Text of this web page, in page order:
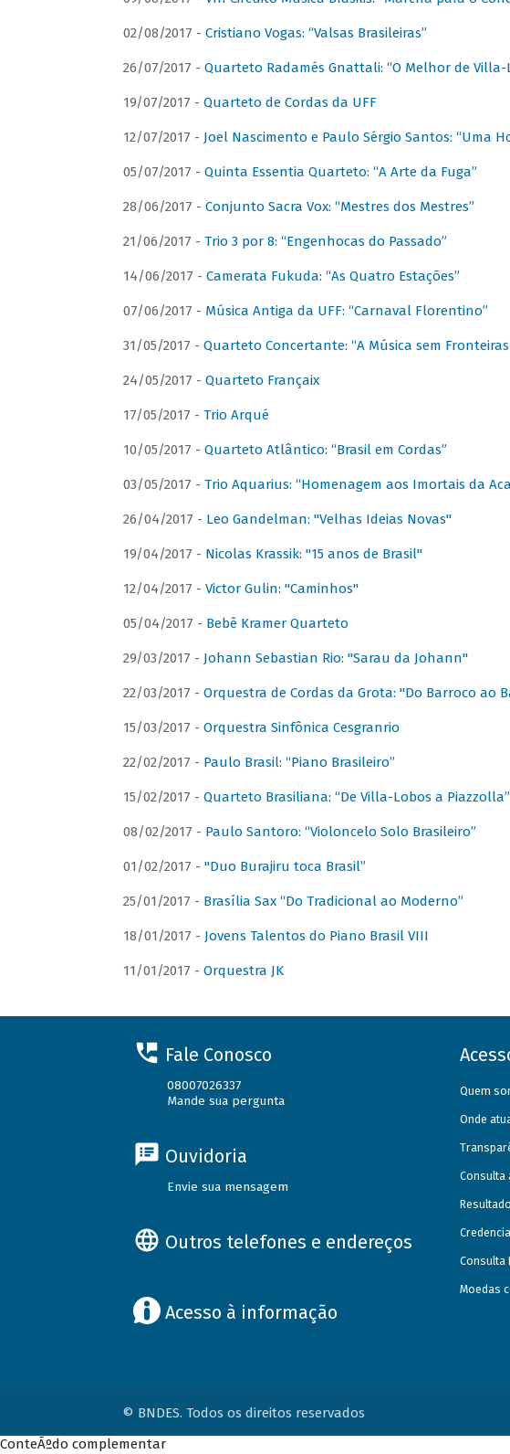
02/08/2017 - Cristiano Vogas: “Valsas Brasileiras”
26/07/2017 - Quarteto Radamés Gnattali: “O Melhor de
19/07/2017 - Quarteto de Cordas da UFF
12/07/2017 - Joel Nascimento e Paulo Sérgio Santos: “Uma
05/07/2017 - Quinta Essentia Quarteto: “A Arte da Fuga”
28/06/2017 - Conjunto Sacra Vox: “Mestres dos Mestres”
21/06/2017 - Trio 3 por 8: “Engenhocas do Passado”
14/06/2017 - Camerata Fukuda: “As Quatro Estações”
07/06/2017 - Música Antiga da UFF: “Carnaval Florentino”
31/05/2017 - Quarteto Concertante: “A Música sem
24/05/2017 - Quarteto Françaix
17/05/2017 - Trio Arqué
10/05/2017 - Quarteto Atlântico: “Brasil em Cordas”
03/05/2017 - Trio Aquarius: “Homenagem aos Imortais da
26/04/2017 - Leo Gandelman: "Velhas Ideias Novas"
19/04/2017 - Nicolas Krassik: "15 anos de Brasil"
12/04/2017 - Victor Gulin: "Caminhos"
05/04/2017 - Bebê Kramer Quarteto
29/03/2017 - Johann Sebastian Rio: "Sarau da Johann"
22/03/2017 - Orquestra de Cordas da Grota: "Do Barroco ao
15/03/2017 - Orquestra Sinfônica Cesgranrio
22/02/2017 - Paulo Brasil: “Piano Brasileiro”
15/02/2017 - Quarteto Brasiliana: “De Villa-Lobos a Piazzolla”
08/02/2017 - Paulo Santoro: “Violoncelo Solo Brasileiro”
01/02/2017 - "Duo Burajiru toca Brasil”
25/01/2017 - Brasília Sax “Do Tradicional ao Moderno”
18/01/2017 - Jovens Talentos do Piano Brasil VIII
11/01/2017 - Orquestra JK
Fale Conosco
08007026337
Mande sua pergunta
Ouvidoria
Envie sua mensagem
Outros telefones e endereços
Acesso à informação
Quem
Onde
Consulta
Consulta
Moedas
© BNDES. Todos os direitos reservados
ConteÃºdo complementar